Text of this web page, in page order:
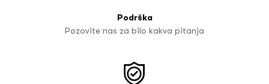
Podrška
Pozovite nas za bilo kakva pitanja